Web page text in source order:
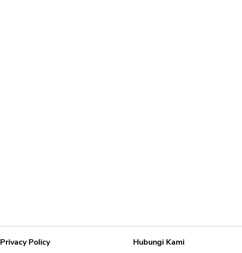
Privacy Policy Hubungi Kami